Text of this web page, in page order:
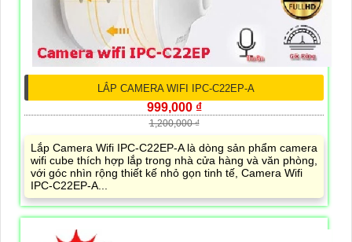
LẮP CAMERA WIFI IPC-C22EP-A
999,000 ₫
1,200,000 ₫
Lắp Camera Wifi IPC-C22EP-A là dòng sản phẩm camera
wifi cube thích hợp lắp trong nhà cửa hàng và văn phòng,
với góc nhìn rộng thiết kế nhỏ gọn tinh tế, Camera Wifi
IPC-C22EP-A...